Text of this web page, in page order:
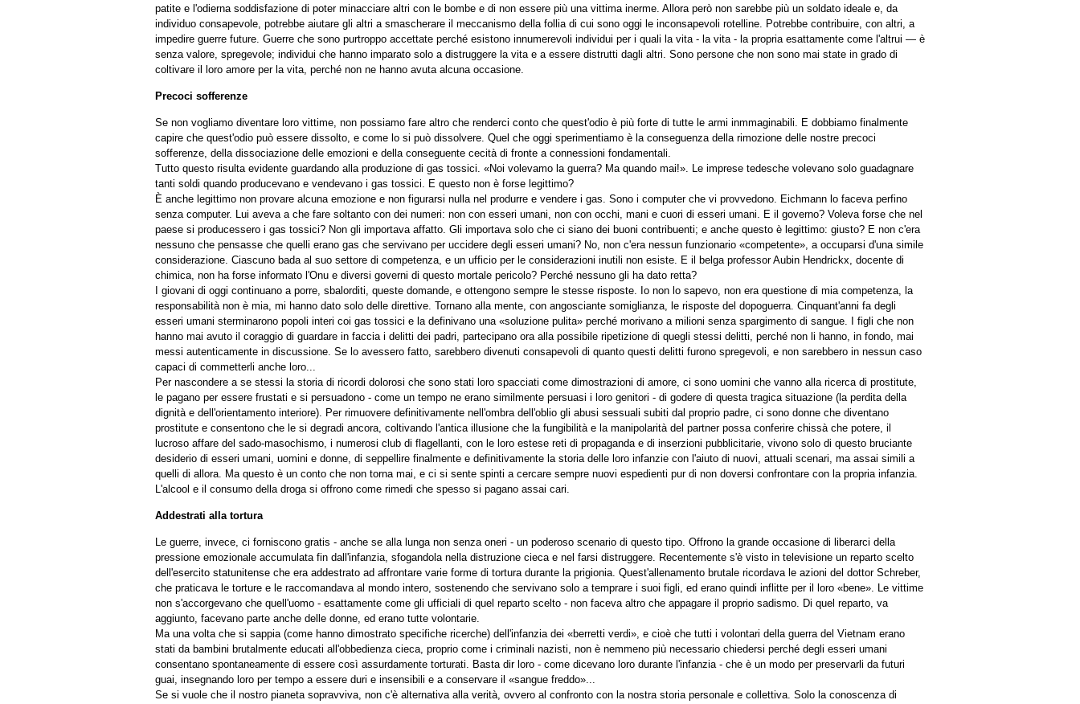
patite e l'odierna soddisfazione di poter minacciare altri con le bombe e di non essere più una vittima inerme. Allora però non sarebbe più un soldato ideale e, da
individuo consapevole, potrebbe aiutare gli altri a smascherare il meccanismo della follia di cui sono oggi le inconsapevoli rotelline. Potrebbe contribuire, con altri, a
impedire guerre future. Guerre che sono purtroppo accettate perché esistono innumerevoli individui per i quali la vita - la vita - la propria esattamente come l'altrui — è
senza valore, spregevole; individui che hanno imparato solo a distruggere la vita e a essere distrutti dagli altri. Sono persone che non sono mai state in grado di
coltivare il loro amore per la vita, perché non ne hanno avuta alcuna occasione.
Precoci sofferenze
Se non vogliamo diventare loro vittime, non possiamo fare altro che renderci conto che quest'odio è più forte di tutte le armi inmmaginabili. E dobbiamo finalmente
capire che quest'odio può essere dissolto, e come lo si può dissolvere. Quel che oggi sperimentiamo è la conseguenza della rimozione delle nostre precoci
sofferenze, della dissociazione delle emozioni e della conseguente cecità di fronte a connessioni fondamentali.
Tutto questo risulta evidente guardando alla produzione di gas tossici. «Noi volevamo la guerra? Ma quando mai!». Le imprese tedesche volevano solo guadagnare
tanti soldi quando producevano e vendevano i gas tossici. E questo non è forse legittimo?
È anche legittimo non provare alcuna emozione e non figurarsi nulla nel produrre e vendere i gas. Sono i computer che vi provvedono. Eichmann lo faceva perfino
senza computer. Lui aveva a che fare soltanto con dei numeri: non con esseri umani, non con occhi, mani e cuori di esseri umani. E il governo? Voleva forse che nel
paese si producessero i gas tossici? Non gli importava affatto. Gli importava solo che ci siano dei buoni contribuenti; e anche questo è legittimo: giusto? E non c'era
nessuno che pensasse che quelli erano gas che servivano per uccidere degli esseri umani? No, non c'era nessun funzionario «competente», a occuparsi d'una simile
considerazione. Ciascuno bada al suo settore di competenza, e un ufficio per le considerazioni inutili non esiste. E il belga professor Aubin Hendrickx, docente di
chimica, non ha forse informato l'Onu e diversi governi di questo mortale pericolo? Perché nessuno gli ha dato retta?
I giovani di oggi continuano a porre, sbalorditi, queste domande, e ottengono sempre le stesse risposte. Io non lo sapevo, non era questione di mia competenza, la
responsabilità non è mia, mi hanno dato solo delle direttive. Tornano alla mente, con angosciante somiglianza, le risposte del dopoguerra. Cinquant'anni fa degli
esseri umani sterminarono popoli interi coi gas tossici e la definivano una «soluzione pulita» perché morivano a milioni senza spargimento di sangue. I figli che non
hanno mai avuto il coraggio di guardare in faccia i delitti dei padri, partecipano ora alla possibile ripetizione di quegli stessi delitti, perché non li hanno, in fondo, mai
messi autenticamente in discussione. Se lo avessero fatto, sarebbero divenuti consapevoli di quanto questi delitti furono spregevoli, e non sarebbero in nessun caso
capaci di commetterli anche loro...
Per nascondere a se stessi la storia di ricordi dolorosi che sono stati loro spacciati come dimostrazioni di amore, ci sono uomini che vanno alla ricerca di prostitute,
le pagano per essere frustati e si persuadono - come un tempo ne erano similmente persuasi i loro genitori - di godere di questa tragica situazione (la perdita della
dignità e dell'orientamento interiore). Per rimuovere definitivamente nell'ombra dell'oblio gli abusi sessuali subiti dal proprio padre, ci sono donne che diventano
prostitute e consentono che le si degradi ancora, coltivando l'antica illusione che la fungibilità e la manipolarità del partner possa conferire chissà che potere, il
lucroso affare del sado-masochismo, i numerosi club di flagellanti, con le loro estese reti di propaganda e di inserzioni pubblicitarie, vivono solo di questo bruciante
desiderio di esseri umani, uomini e donne, di seppellire finalmente e definitivamente la storia delle loro infanzie con l'aiuto di nuovi, attuali scenari, ma assai simili a
quelli di allora. Ma questo è un conto che non torna mai, e ci si sente spinti a cercare sempre nuovi espedienti pur di non doversi confrontare con la propria infanzia.
L'alcool e il consumo della droga si offrono come rimedi che spesso si pagano assai cari.
Addestrati alla tortura
Le guerre, invece, ci forniscono gratis - anche se alla lunga non senza oneri - un poderoso scenario di questo tipo. Offrono la grande occasione di liberarci della
pressione emozionale accumulata fin dall'infanzia, sfogandola nella distruzione cieca e nel farsi distruggere. Recentemente s'è visto in televisione un reparto scelto
dell'esercito statunitense che era addestrato ad affrontare varie forme di tortura durante la prigionia. Quest'allenamento brutale ricordava le azioni del dottor Schreber,
che praticava le torture e le raccomandava al mondo intero, sostenendo che servivano solo a temprare i suoi figli, ed erano quindi inflitte per il loro «bene». Le vittime
non s'accorgevano che quell'uomo - esattamente come gli ufficiali di quel reparto scelto - non faceva altro che appagare il proprio sadismo. Di quel reparto, va
aggiunto, facevano parte anche delle donne, ed erano tutte volontarie.
Ma una volta che si sappia (come hanno dimostrato specifiche ricerche) dell'infanzia dei «berretti verdi», e cioè che tutti i volontari della guerra del Vietnam erano
stati da bambini brutalmente educati all'obbedienza cieca, proprio come i criminali nazisti, non è nemmeno più necessario chiedersi perché degli esseri umani
consentano spontaneamente di essere così assurdamente torturati. Basta dir loro - come dicevano loro durante l'infanzia - che è un modo per preservarli da futuri
guai, insegnando loro per tempo a essere duri e insensibili e a conservare il «sangue freddo»...
Se si vuole che il nostro pianeta sopravviva, non c'è alternativa alla verità, ovvero al confronto con la nostra storia personale e collettiva. Solo la conoscenza di